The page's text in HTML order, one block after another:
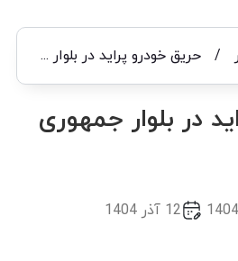
/ حریق خودرو پراید در بلوار جمهوری اسلامی
در بلوار جمهوری
12 آذر 1404